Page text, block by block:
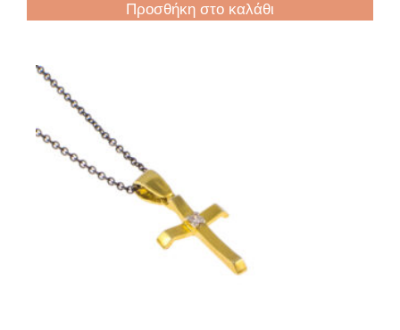
Προσθήκη στο καλάθι